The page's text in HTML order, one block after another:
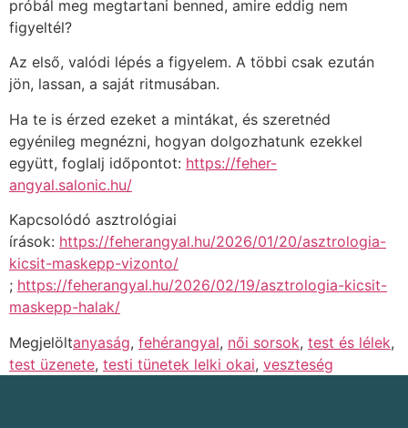
próbál meg megtartani benned, amire eddig nem
figyeltél?
Az első, valódi lépés a figyelem. A többi csak ezután
jön, lassan, a saját ritmusában.
Ha te is érzed ezeket a mintákat, és szeretnéd
egyénileg megnézni, hogyan dolgozhatunk ezekkel
együtt, foglalj időpontot: https://feher-
angyal.salonic.hu/
Kapcsolódó asztrológiai
írások: https://feherangyal.hu/2026/01/20/asztrologia-
kicsit-maskepp-vizonto/
; https://feherangyal.hu/2026/02/19/asztrologia-kicsit-
maskepp-halak/
Megjelöltanyaság, fehérangyal, női sorsok, test és lélek,
test üzenete, testi tünetek lelki okai, veszteség